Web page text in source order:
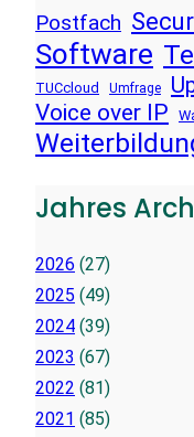
Postfach
Software
TUCcloud Umfrage
Voice over IP
Jahres
2026 (27)
2025 (49)
2024 (39)
2023 (67)
2022 (81)
2021 (85)